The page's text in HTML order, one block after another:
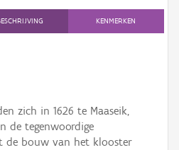
KENMERKEN
zich in 1626 te Maaseik,
de tegenwoordige
de bouw van het klooster